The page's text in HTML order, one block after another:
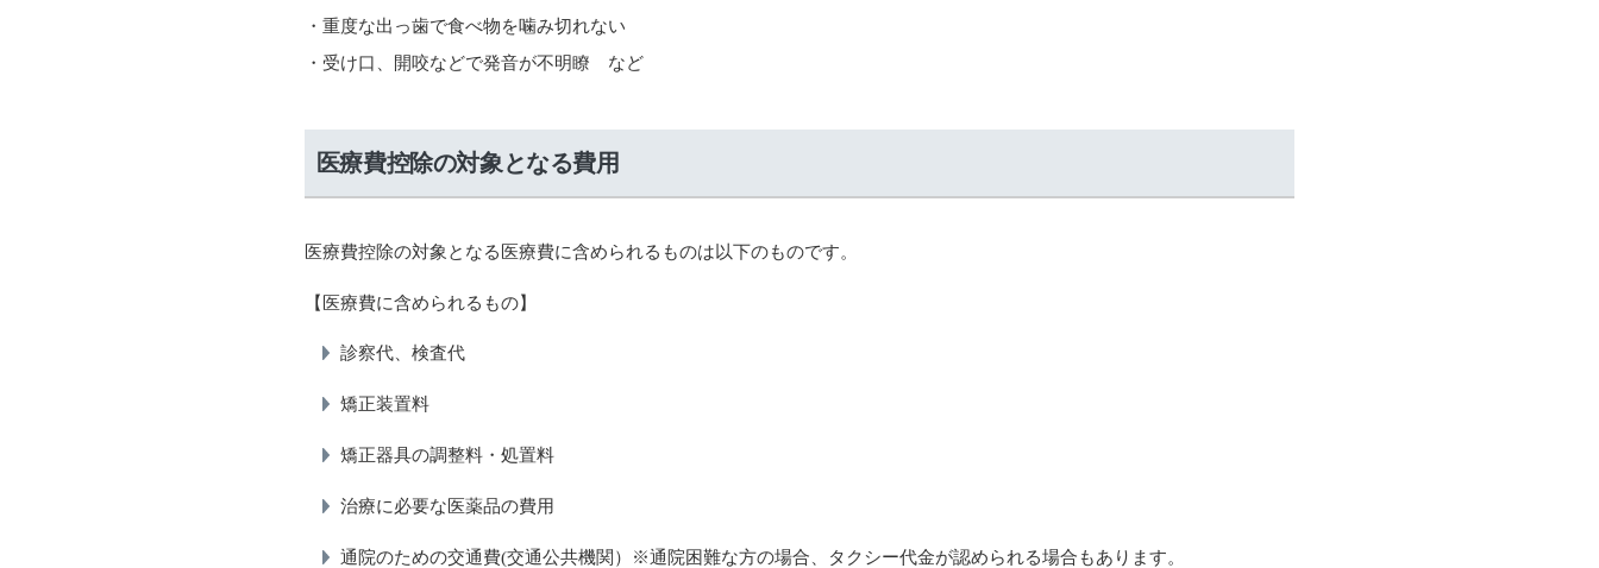
・重度な出っ歯で食べ物を噛み切れない
・受け口、開咬などで発音が不明瞭 など
医療費控除の対象となる費用
医療費控除の対象となる医療費に含められるものは以下のものです。
【医療費に含められるもの】
診察代、検査代
矯正装置料
矯正器具の調整料・処置料
治療に必要な医薬品の費用
通院のための交通費(交通公共機関）※通院困難な方の場合、タクシー代金が認められる場合もあります。